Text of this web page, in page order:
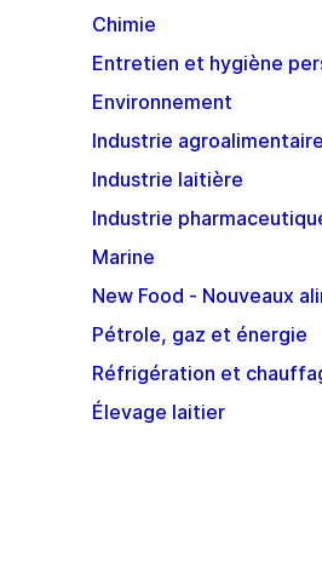
Chimie
Entretien et hygiène
Environnement
Industrie agroalimentaire
Industrie laitière
Industrie
Marine
New Food - Nouveaux
Pétrole, gaz et énergie
Réfrigération et
Élevage laitier